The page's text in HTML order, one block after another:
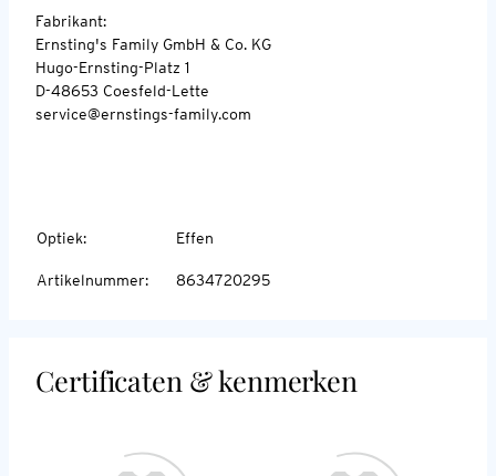
Fabrikant:
Ernsting's Family GmbH & Co. KG
Hugo-Ernsting-Platz 1
D-48653 Coesfeld-Lette
service@ernstings-family.com
Optiek: Effen
Artikelnummer: 8634720295
Certificaten & kenmerken